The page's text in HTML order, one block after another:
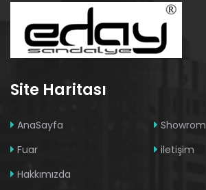
Site Haritası
AnaSayfa
Fuar
Hakkımızda
Showrom
iletişim